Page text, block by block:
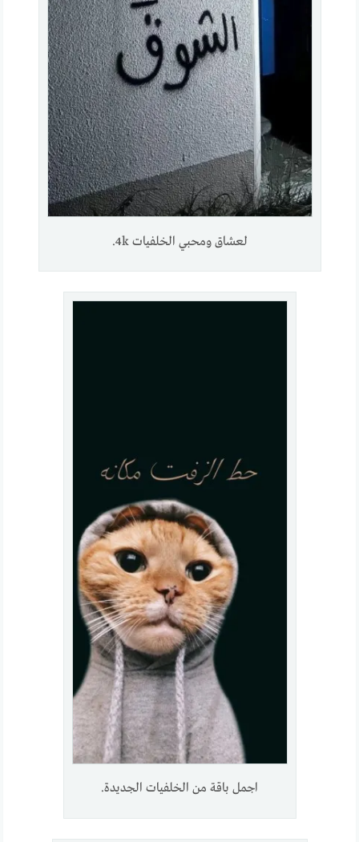
لعشاق ومحبي الخلفيات 4k.
اجمل باقة من الخلفيات الجديدة.